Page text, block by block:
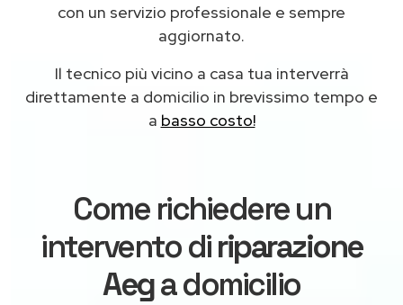
con un servizio professionale e sempre
aggiornato.
Il tecnico più vicino a casa tua interverrà
direttamente a domicilio in brevissimo tempo e
a basso costo!
Come richiedere un
intervento diriparazione
Aega domicilio